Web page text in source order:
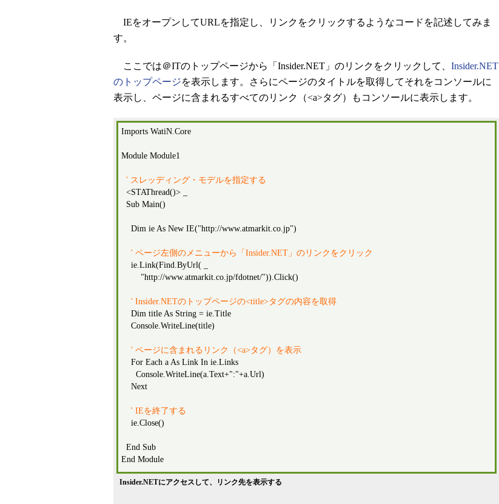
IEをオープンしてURLを指定し、リンクをクリックするようなコードを記述してみま
す。
ここでは＠ITのトップページから「Insider.NET」のリンクをクリックして、 Insider.NET
のトップページを表示します。さらにページのタイトルを取得してそれをコンソールに
表示し、ページに含まれるすべてのリンク（<a>タグ）もコンソールに表示します。
Imports WatiN.Core
Module Module1
' スレッディング・モデルを指定する
<STAThread()> _
Sub Main()
Dim ie As New IE("http://www.atmarkit.co.jp")
' ページ左側のメニューから「Insider.NET」のリンクをクリック
ie.Link(Find.ByUrl( _
"http://www.atmarkit.co.jp/fdotnet/")).Click()
' Insider.NETのトップページの<title>タグの内容を取得
Dim title As String = ie.Title
Console.WriteLine(title)
' ページに含まれるリンク（<a>タグ）を表示
For Each a As Link In ie.Links
Console.WriteLine(a.Text+":"+a.Url)
Next
' IEを終了する
ie.Close()
End Sub
End Module
Insider.NETにアクセスして、リンク先を表示する